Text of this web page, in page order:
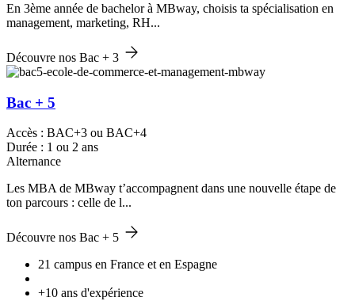
En 3ème année de bachelor à MBway, choisis ta spécialisation en
management, marketing, RH...
Découvre nos Bac + 3
Bac + 5
Accès : BAC+3 ou BAC+4
Durée : 1 ou 2 ans
Alternance
Les MBA de MBway t’accompagnent dans une nouvelle étape de
ton parcours : celle de l...
Découvre nos Bac + 5
21 campus en France et en Espagne
+10 ans d'expérience